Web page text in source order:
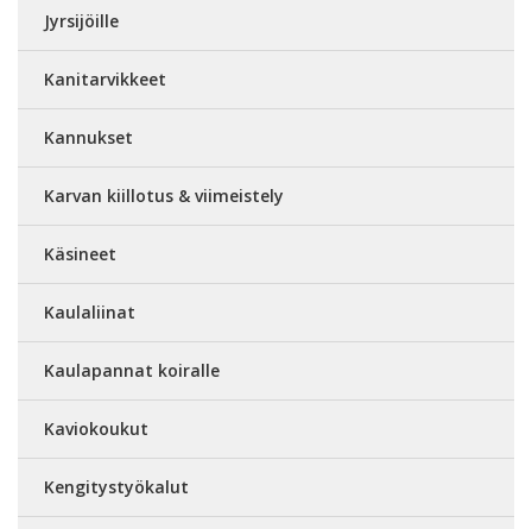
Jyrsijöille
Kanitarvikkeet
Kannukset
Karvan kiillotus & viimeistely
Käsineet
Kaulaliinat
Kaulapannat koiralle
Kaviokoukut
Kengitystyökalut